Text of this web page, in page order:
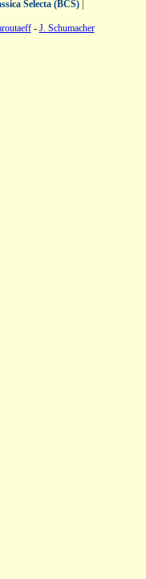
Selecta (BCS)|
- J. Schumacher